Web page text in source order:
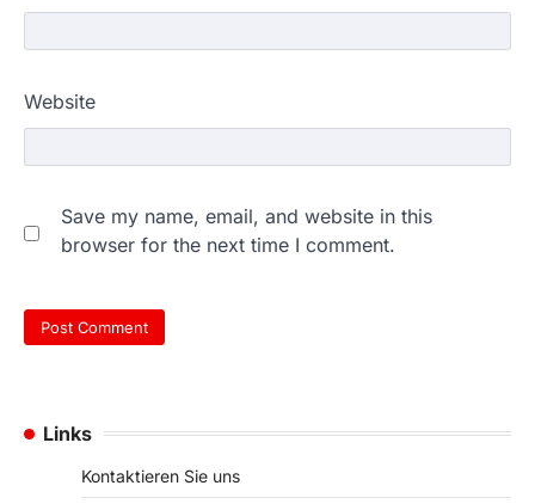
Website
Save my name, email, and website in this
browser for the next time I comment.
Links
Kontaktieren Sie uns